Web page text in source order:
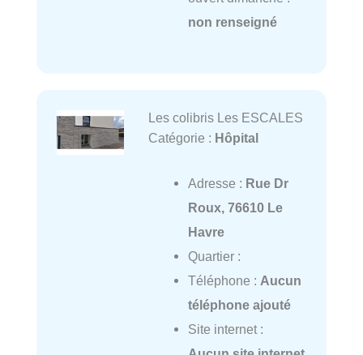
non renseigné
Les colibris Les ESCALES
Catégorie : Hôpital
Adresse : Rue Dr
Roux, 76610 Le
Havre
Quartier :
Téléphone : Aucun
téléphone ajouté
Site internet :